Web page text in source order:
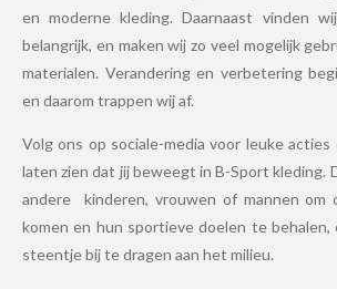
en moderne kleding. Daarnaast vinden
belangrijk, en maken wij zo veel mogelijk
materialen. Verandering en verbetering
en daarom trappen wij af.
Volg ons op sociale-media voor leuke
laten zien dat jij beweegt in B-Sport kleding.
andere kinderen, vrouwen of mannen om
komen en hun sportieve doelen te behalen,
steentje bij te dragen aan het milieu.